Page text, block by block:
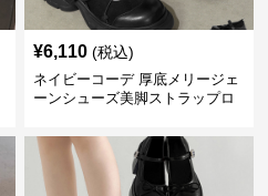
¥6,110 (税込)
ネイビーコーデ 厚底メリージェ
ーンシューズ美脚ストラップロ